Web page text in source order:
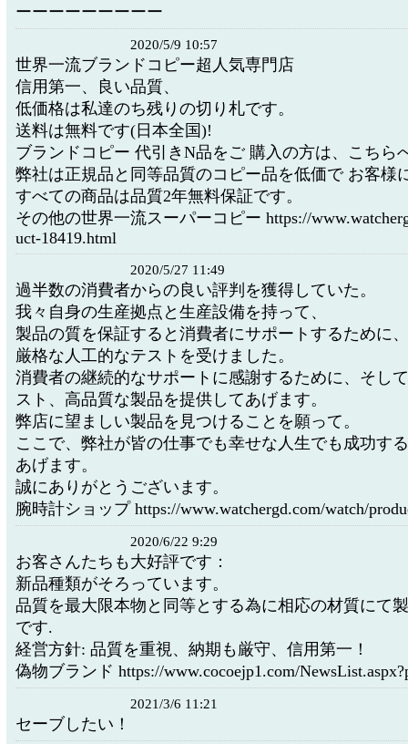
ーーーーーーーーー
2020/5/9 10:57
世界一流ブランドコピー超人気専門店
信用第一、良い品質、
低価格は私達のち残りの切り札です。
送料は無料です(日本全国)!
ブランドコピー 代引きN品をご 購入の方は、こちら
弊社は正規品と同等品質のコピー品を低価で お客様
すべての商品は品質2年無料保証です。
その他の世界一流スーパーコピー https://
uct-18419.html
2020/5/27 11:49
過半数の消費者からの良い評判を獲得していた。
我々自身の生産拠点と生産設備を持って、
製品の質を保証すると消費者にサポートするために
厳格な人工的なテストを受けました。
消費者の継続的なサポートに感謝するために、そし
スト、高品質な製品を提供してあげます。
弊店に望ましい製品を見つけることを願って。
ここで、弊社が皆の仕事でも幸せな人生でも成功す
あげます。
誠にありがとうございます。
腕時計ショップ https://www.watchergd.com/watch/
2020/6/22 9:29
お客さんたちも大好評です：
新品種類がそろっています。
品質を最大限本物と同等とする為に相応の材質にて
です.
経営方針: 品質を重視、納期も厳守、信用第一！
偽物ブランド https://www.cocoejp1.com/
2021/3/6 11:21
セーブしたい！